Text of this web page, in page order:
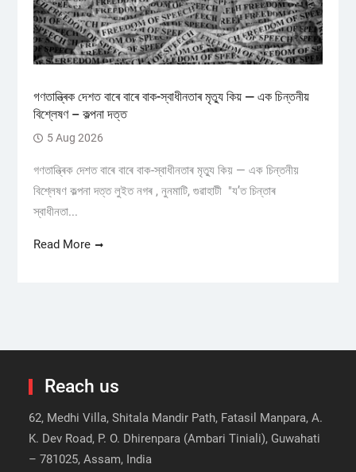
গণতান্ত্ৰিক দেশত বাৰে বাৰে বাক-স্বাধীনতাৰ মৃত্যু কিয় — এক চিন্তনীয়
বিশ্লেষণ – কল্পনা দত্ত
5 Aug 2026
গণতান্ত্ৰিক দেশত বাৰে বাৰে বাক-স্বাধীনতাৰ মৃত্যু কিয় — এক চিন্তনীয়
বিশ্লেষণ কল্পনা দত্ত লুইত নগৰ , নুনমাটি, গুৱাহাটী "য’ত চিন্তাৰ
স্বাধীনতা...
Read More
Reach us
62, Medhi Villa, Shitala Mandir Path, Fatasil Manpara, A.
K. Dev Road, P. O. Dhirenpara (Ambari Tiniali), Guwahati
– 781025, Assam, India